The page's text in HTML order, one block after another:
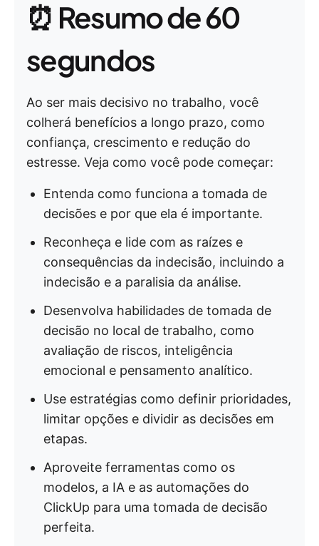
⏰ Resumo de 60
segundos
Ao ser mais decisivo no trabalho, você
colherá benefícios a longo prazo, como
confiança, crescimento e redução do
estresse. Veja como você pode começar:
Entenda como funciona a tomada de
decisões e por que ela é importante.
Reconheça e lide com as raízes e
consequências da indecisão, incluindo a
indecisão e a paralisia da análise.
Desenvolva habilidades de tomada de
decisão no local de trabalho, como
avaliação de riscos, inteligência
emocional e pensamento analítico.
Use estratégias como definir prioridades,
limitar opções e dividir as decisões em
etapas.
Aproveite ferramentas como os
modelos, a IA e as automações do
ClickUp para uma tomada de decisão
perfeita.